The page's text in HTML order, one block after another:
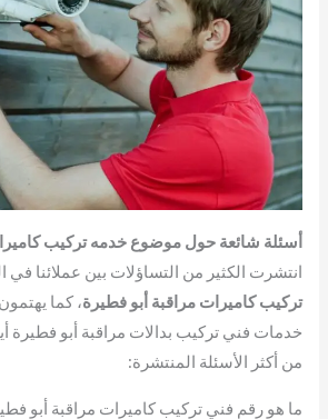
أسئلة شائعة حول موضوع خدمه تركيب
انتشرت الكثير من التساؤلات بين عملائنا
تركيب كاميرات مراقبة أبو فطيرة، كما
خدمات فني تركيب بدالات مراقبة أبو فطيرة
من أكثر الأسئلة المنتشرة:
ما هو رقم فني تركيب كاميرات مراقبة أبو